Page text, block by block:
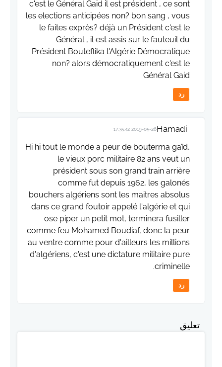
c'est le Général Gaid il est président , ce sont
les elections anticipées non? bon sang , vous
le faites exprès? déjà un Président c'est le
Général , il est assis sur le fauteuil du
Président Bouteflika l'Algérie Démocratique
non? alors démocratiquement c'est le
Général Gaid
رد
Hamadi
2019-05-26 17:35:42
Hi hi tout le monde a peur de bouterma gaïd,
le vieux porc militaire 82 ans veut un
président sous son grand train arrière
comme fut depuis 1962, les galonés
bouchers algériens sont les maitres absolus
dans ce grand foutoir appelé l'algérie et qui
ose piper un petit mot, terminera fusiller
comme feu Mohamed Boudiaf, donc la peur
au ventre comme pour d'ailleurs les millions
d'algériens, c'est une dictature militaire pure
criminelle.
رد
تعليق